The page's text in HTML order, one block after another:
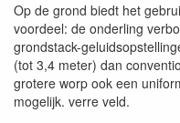
Op de grond biedt het
voordeel: de onderling
grondstack-
(tot 3,4 meter) dan
grotere worp ook een
mogelijk. verre veld.